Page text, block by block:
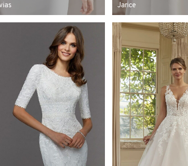
Jarice